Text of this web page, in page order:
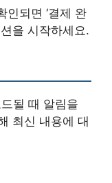
인되면 ‘결제 완
을 시작하세요.
될 때 알림을
최신 내용에 대